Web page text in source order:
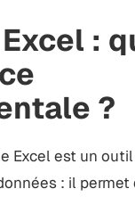
:
?
Excel est un
: il permet